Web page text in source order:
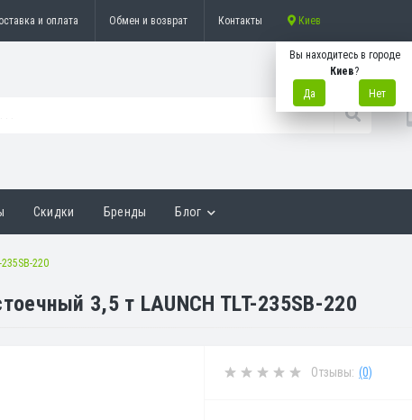
и оплата Обмен и возврат Контакты Киев
Вы находитесь в городе
Киев?
Да
Нет
Скидки Бренды Блог
220
3,5 т LAUNCH TLT-235SB-220
Отзывы: (0)